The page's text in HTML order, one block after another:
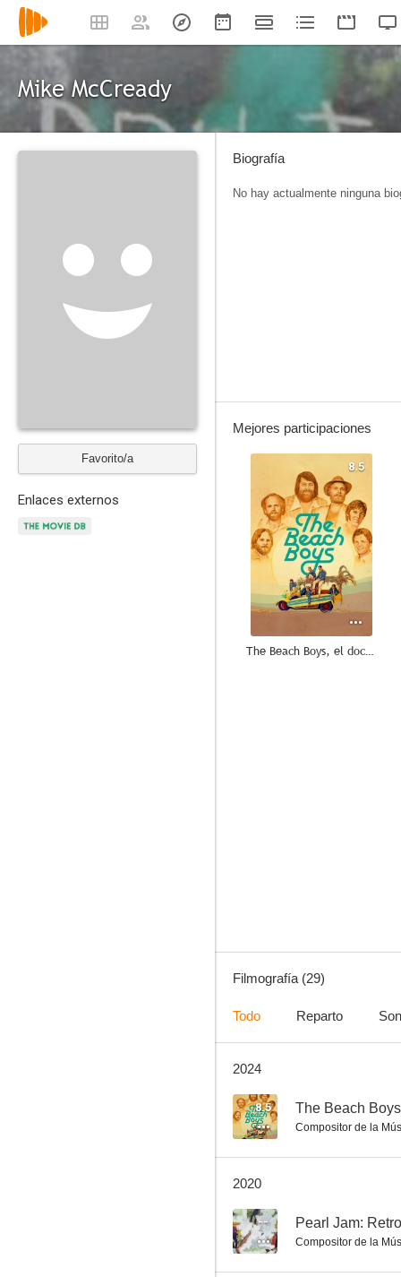
Mike McCready
Favorito/a
Enlaces externos
Biografía
No hay actualmente ninguna
Mejores participaciones
8.5
The Beach Boys, el documental
The Story of Plastic
--
Filmografía (29)
Todo Reparto
2024
8.5 The Beach
Compositor de la
2020
-- Pearl Jam:
Compositor de la